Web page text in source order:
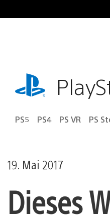
Inhalt
playstation.com
PS5 PS4 PS VR PS
19. Mai 2017
Dieses